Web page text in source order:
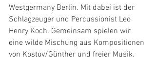
Westgermany Berlin. Mit dabei ist der
Schlagzeuger und Percussionist Leo
Henry Koch. Gemeinsam spielen wir
eine wilde Mischung aus Kompositionen
von Kostov/Günther und freier Musik.